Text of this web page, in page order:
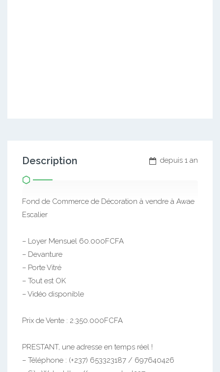
depuis 1 an
Description
Fond de Commerce de Décoration à vendre à Awae
Escalier
– Loyer Mensuel 60.000FCFA
– Devanture
– Porte Vitré
– Tout est OK
– Vidéo disponible
Prix de Vente : 2.350.000FCFA
PRESTANT, une adresse en temps réel !
– Téléphone : (+237) 653323187 / 697640426